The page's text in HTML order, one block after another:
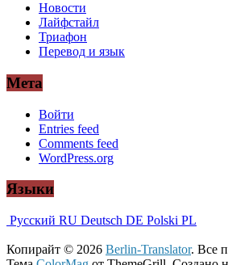
Новости
Лайфстайл
Триафон
Перевод и язык
Мета
Войти
Entries feed
Comments feed
WordPress.org
Языки
Русский RU Deutsch DE Polski PL
Копирайт © 2026 Berlin-Translator. Все